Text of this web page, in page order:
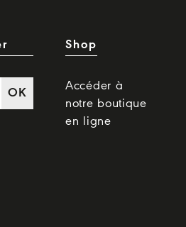
OK
Shop
Accéder à
notre boutique
en ligne